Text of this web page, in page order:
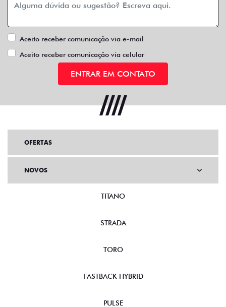
Aceito receber comunicação via e-mail
Aceito receber comunicação via celular
ENTRAR EM CONTATO
OFERTAS
NOVOS
TITANO
STRADA
TORO
FASTBACK HYBRID
PULSE